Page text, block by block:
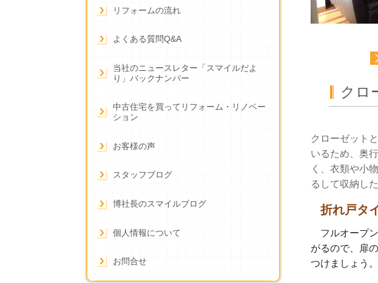
クロ
クローゼット
いるため、奥
く、衣類や小
るして収納し
折れ戸タ
フルオープ
がるので、扉
つけましょう。
リフォームの流れ
よくある質問Q&A
当社のニュースレター「スマイルだよ
り」バックナンバー
中古住宅を買ってリフォーム・リノベー
ション
お客様の声
スタッフブログ
博社長のスマイルブログ
個人情報について
お問合せ